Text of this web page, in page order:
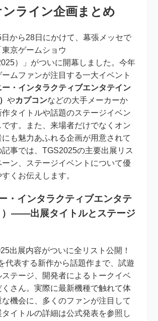
ライン企画まとめ
から28日にかけて、幕張メッセで
京ゲームショウ
）」がついに開幕しました。今年
ームファンが注目する一大イベント
ー・インタラクティブエンタテイン
やカプコンなどの大手メーカーか
作タイトルや話題のステージイベン
です。また、来場者だけでなくオン
も魅力あふれる企画が用意されて
事では、TGS2025の主要出展リス
ーン、ステージイベントについて優
くお伝えします。
・インタラクティブエンタテ
）——出展タイトルとステージ
出展内容がついに全リスト公開！
代表する新作から話題作まで、試遊
テージ、開発者によるトークイベ
くさん。実際に最新機種で触れて体
機会に、多くのファンが注目して
イトルの詳細は公式発表を参照し